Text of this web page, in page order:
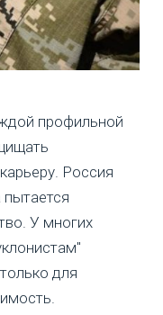
профильной
Россия
пытается
У многих
для